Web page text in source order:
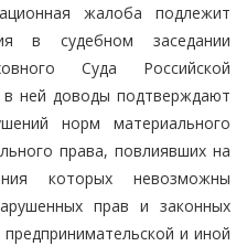
жалоба подлежит
в судебном заседании
Суда Российской
ней доводы подтверждают
норм материального
права, повлиявших на
которых невозможны
прав и законных
и иной